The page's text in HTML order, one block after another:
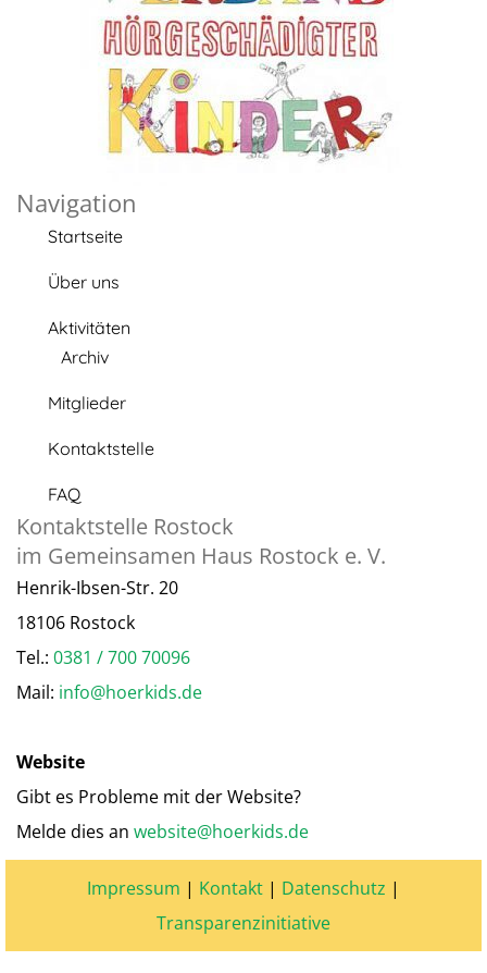
Navigation
Startseite
Über uns
Aktivitäten
Archiv
Mitglieder
Kontaktstelle
FAQ
Kontaktstelle Rostock
im Gemeinsamen Haus Rostock e. V.
Henrik-Ibsen-Str. 20
18106 Rostock
Tel.: 0381 / 700 70096
Mail: info@hoerkids.de
Website
Gibt es Probleme mit der Website?
Melde dies an website@hoerkids.de
Impressum | Kontakt | Datenschutz |
Transparenzinitiative